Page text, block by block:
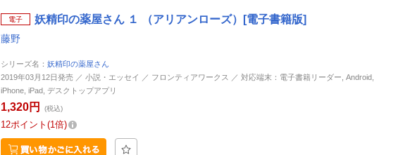
電子 妖精印の薬屋さん １ （アリアンローズ）[電子書籍版]
藤野
シリーズ名： 妖精印の薬屋さん
2019年03月12日発売 ／ 小説・エッセイ ／ フロンティアワークス ／ 対応端末：電子書籍リーダー, Android,
iPhone, iPad, デスクトップアプリ
1,320円 (税込)
12ポイント 1倍